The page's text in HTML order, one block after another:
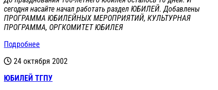
сегодня насайте начал работать раздел ЮБИЛЕЙ. Добавлены
ПРОГРАММА ЮБИЛЕЙНЫХ МЕРОПРИЯТИЙ, КУЛЬТУРНАЯ
ПРОГРАММА, ОРГКОМИТЕТ ЮБИЛЕЯ
Подробнее
24 октября 2002
ЮБИЛЕЙ ТГПУ